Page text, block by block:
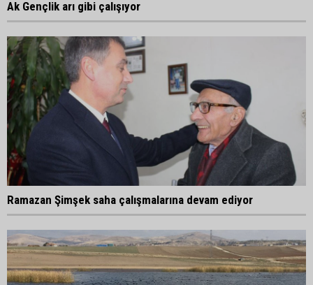
Ak Gençlik arı gibi çalışıyor
Ramazan Şimşek saha çalışmalarına devam ediyor